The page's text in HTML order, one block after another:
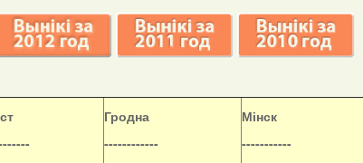
Гродна
------------
Мінск
-----------